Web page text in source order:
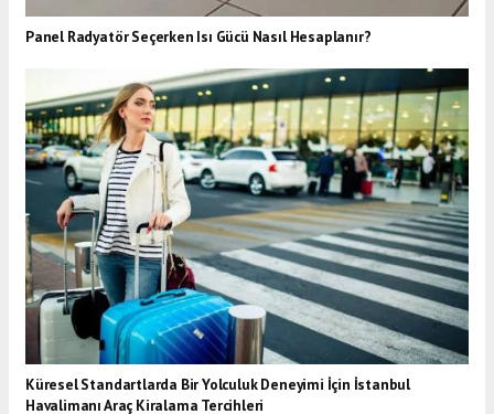
Panel Radyatör Seçerken Isı Gücü Nasıl Hesaplanır?
Küresel Standartlarda Bir Yolculuk Deneyimi İçin İstanbul
Havalimanı Araç Kiralama Tercihleri